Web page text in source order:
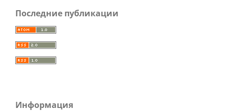
Последние публикации
Информация